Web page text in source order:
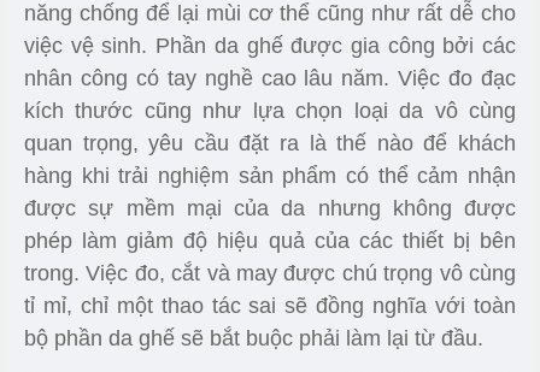
năng chống để lại mùi cơ thể cũng như rất dễ cho
việc vệ sinh. Phần da ghế được gia công bởi các
nhân công có tay nghề cao lâu năm. Việc đo đạc
kích thước cũng như lựa chọn loại da vô cùng
quan trọng, yêu cầu đặt ra là thế nào để khách
hàng khi trải nghiệm sản phẩm có thể cảm nhận
được sự mềm mại của da nhưng không được
phép làm giảm độ hiệu quả của các thiết bị bên
trong. Việc đo, cắt và may được chú trọng vô cùng
tỉ mỉ, chỉ một thao tác sai sẽ đồng nghĩa với toàn
bộ phần da ghế sẽ bắt buộc phải làm lại từ đầu.